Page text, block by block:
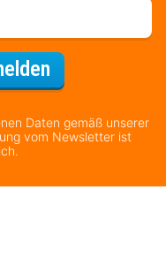
Für den
Daten gemäß unserer
vom Newsletter ist